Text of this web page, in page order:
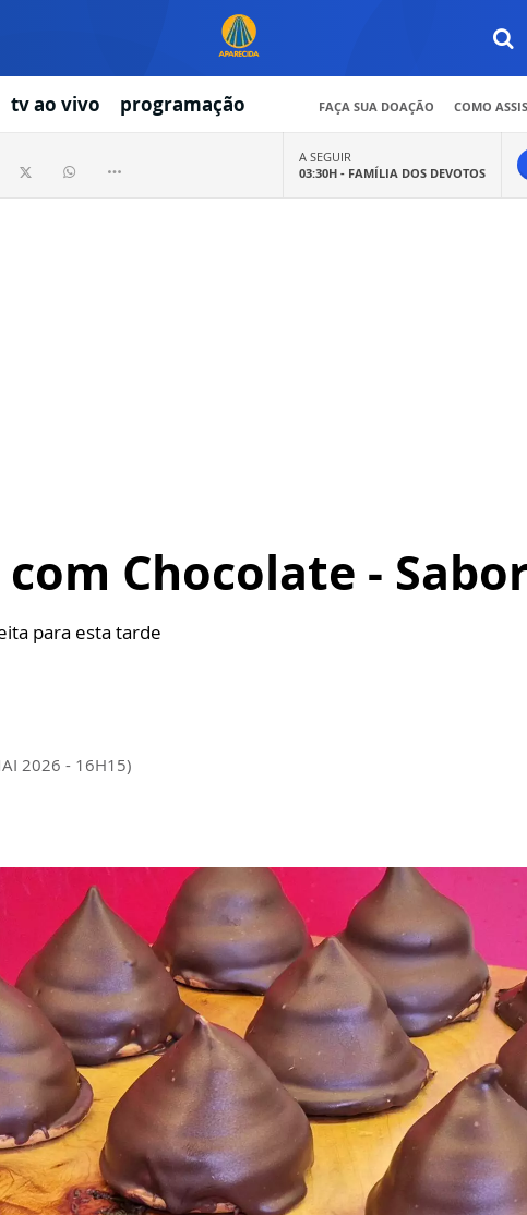
tv ao vivo programação FAÇA SUA DOAÇÃO COMO
A SEGUIR
03:30H - FAMÍLIA DOS DEVOTOS
Chocolate -
para esta tarde
2026 - 16H15)